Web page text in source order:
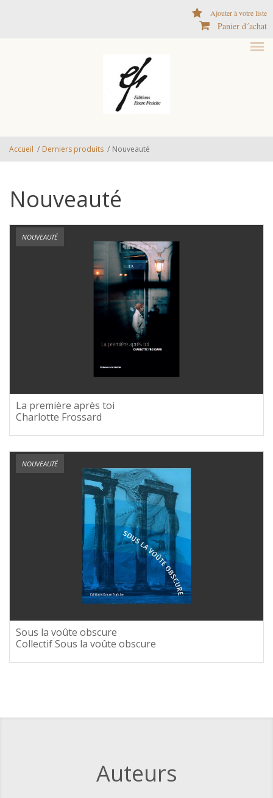
Ajouter à votre liste
Panier d´achat
Accueil / Derniers produits / Nouveauté
Nouveauté
NOUVEAUTÉ
La première après toi
Charlotte Frossard
NOUVEAUTÉ
Sous la voûte obscure
Collectif Sous la voûte obscure
Auteurs